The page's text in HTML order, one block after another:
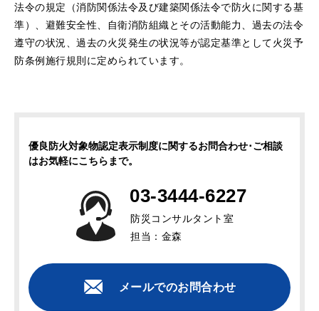
法令の規定（消防関係法令及び建築関係法令で防火に関する基
準）、避難安全性、自衛消防組織とその活動能力、過去の法令
遵守の状況、過去の火災発生の状況等が認定基準として火災予
防条例施行規則に定められています。
優良防火対象物認定表示制度に関するお問合わせ･ご相談
はお気軽にこちらまで。
03-3444-6227
防災コンサルタント室
担当：金森
メールでのお問合わせ